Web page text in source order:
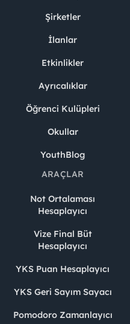
Şirketler
İlanlar
Etkinlikler
Ayrıcalıklar
Öğrenci Kulüpleri
Okullar
YouthBlog
ARAÇLAR
Not Ortalaması
Hesaplayıcı
Vize Final Büt
Hesaplayıcı
YKS Puan Hesaplayıcı
YKS Geri Sayım Sayacı
Pomodoro Zamanlayıcı